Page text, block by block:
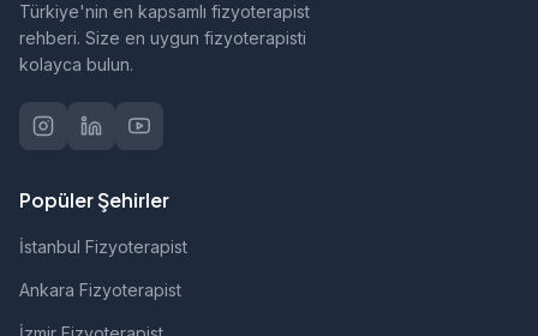
Türkiye'nin en kapsamlı fizyoterapist
rehberi. Size en uygun fizyoterapisti
kolayca bulun.
Popüler Şehirler
İstanbul Fizyoterapist
Ankara Fizyoterapist